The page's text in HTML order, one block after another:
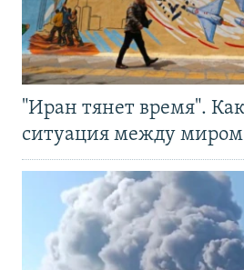
"Иран тянет время".
ситуация между